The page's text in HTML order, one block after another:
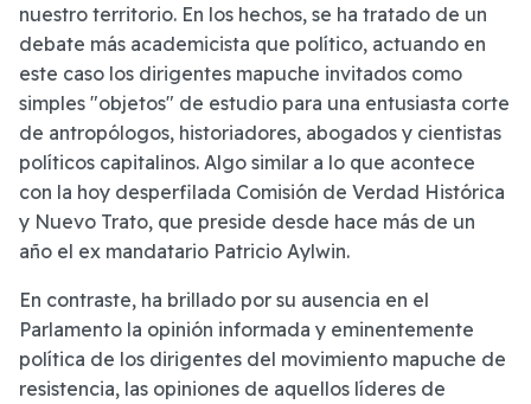
nuestro territorio. En los hechos, se ha tratado de un
debate más academicista que político, actuando en
este caso los dirigentes mapuche invitados como
simples "objetos" de estudio para una entusiasta corte
de antropólogos, historiadores, abogados y cientistas
políticos capitalinos. Algo similar a lo que acontece
con la hoy desperfilada Comisión de Verdad Histórica
y Nuevo Trato, que preside desde hace más de un
año el ex mandatario Patricio Aylwin.
En contraste, ha brillado por su ausencia en el
Parlamento la opinión informada y eminentemente
política de los dirigentes del movimiento mapuche de
resistencia, las opiniones de aquellos líderes de